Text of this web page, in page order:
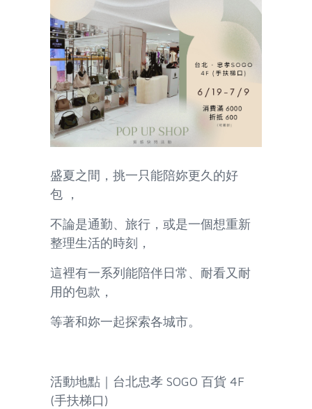
盛夏之間，挑一只能陪妳更久的好
包 ，
不論是通勤、旅行，或是一個想重新
整理生活的時刻，
這裡有一系列能陪伴日常、耐看又耐
用的包款，
等著和妳一起探索各城市。
活動地點｜台北忠孝 SOGO 百貨 4F
(手扶梯口)